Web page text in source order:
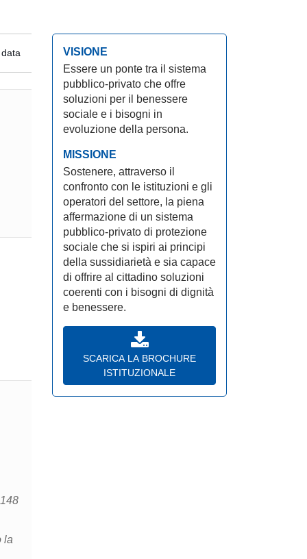
la
VISIONE
Essere un ponte tra il sistema
pubblico-privato che offre
soluzioni per il benessere
sociale e i bisogni in
evoluzione della persona.
MISSIONE
Sostenere, attraverso il
confronto con le istituzioni e gli
operatori del settore, la piena
affermazione di un sistema
pubblico-privato di protezione
sociale che si ispiri ai principi
della sussidiarietà e sia capace
di offrire al cittadino soluzioni
coerenti con i bisogni di dignità
e benessere.
SCARICA LA BROCHURE
ISTITUZIONALE